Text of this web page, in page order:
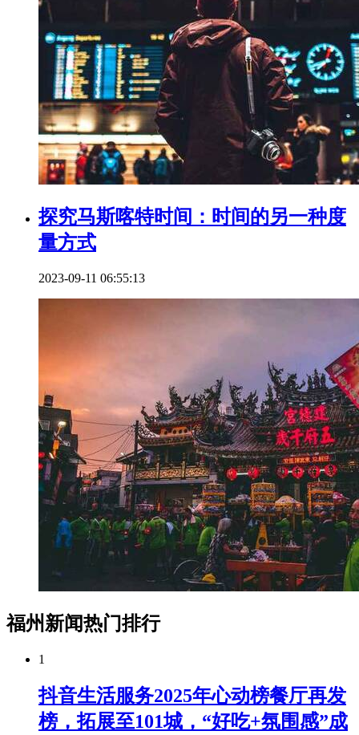
探究马斯喀特时间：时间的另一种度
量方式
2023-09-11 06:55:13
福州新闻热门排行
1
抖音生活服务2025年心动榜餐厅再发
榜，拓展至101城，“好吃+氛围感”成